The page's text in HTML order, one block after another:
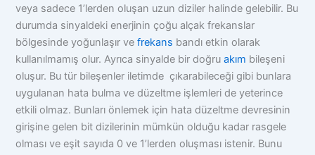
veya sadece 1’lerden oluşan uzun diziler halinde gelebilir. Bu
durumda sinyaldeki enerjinin çoğu alçak frekanslar
bölgesinde yoğunlaşır vefrekans bandı etkin olarak
kullanılmamış olur. Ayrıca sinyalde bir doğruakım bileşeni
oluşur. Bu tür bileşenler iletimde çıkarabileceği gibi bunlara
uygulanan hata bulma ve düzeltme işlemleri de yeterince
etkili olmaz. Bunları önlemek için hata düzeltme devresinin
girişine gelen bit dizilerinin mümkün olduğu kadar rasgele
olması ve eşit sayıda 0 ve 1’lerden oluşması istenir. Bunu